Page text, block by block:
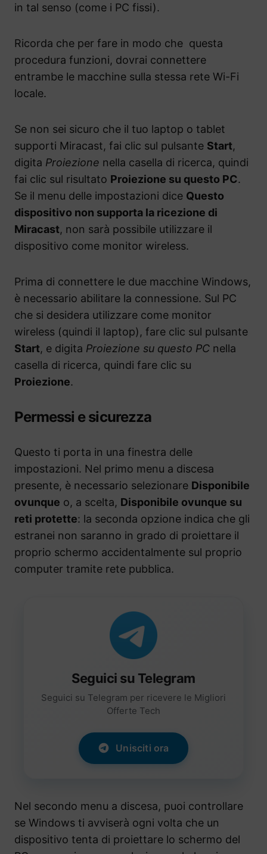
in tal senso (come i PC fissi).
Ricorda che per fare in modo che questa
procedura funzioni, dovrai connettere
entrambe le macchine sulla stessa rete Wi-Fi
locale.
Se non sei sicuro che il tuo laptop o tablet
supporti Miracast, fai clic sul pulsante Start,
digita Proiezione nella casella di ricerca, quindi
fai clic sul risultato Proiezione su questo PC.
Se il menu delle impostazioni dice Questo
dispositivo non supporta la ricezione di
Miracast, non sarà possibile utilizzare il
dispositivo come monitor wireless.
Prima di connettere le due macchine Windows,
è necessario abilitare la connessione. Sul PC
che si desidera utilizzare come monitor
wireless (quindi il laptop), fare clic sul pulsante
Start, e digita Proiezione su questo PC nella
casella di ricerca, quindi fare clic su
Proiezione.
Permessi e sicurezza
Questo ti porta in una finestra delle
impostazioni. Nel primo menu a discesa
presente, è necessario selezionare Disponibile
ovunque o, a scelta, Disponibile ovunque su
reti protette: la seconda opzione indica che gli
estranei non saranno in grado di proiettare il
proprio schermo accidentalmente sul proprio
computer tramite rete pubblica.
Seguici su Telegram
Seguici su Telegram per ricevere le Migliori
Offerte Tech
Unisciti ora
Nel secondo menu a discesa, puoi controllare
se Windows ti avviserà ogni volta che un
dispositivo tenta di proiettare lo schermo del